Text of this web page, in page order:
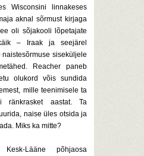
Wisconsini linnakeses
aknal sõrmust kirjaga
oli sõjakooli lõpetajate
– Iraak ja seejärel
siseküljele
Reacher paneb
olukord võis sundida
mille teenimisele ta
ränkrasket aastat. Ta
naise üles otsida ja
Miks ka mitte?
Lääne põhjaosa